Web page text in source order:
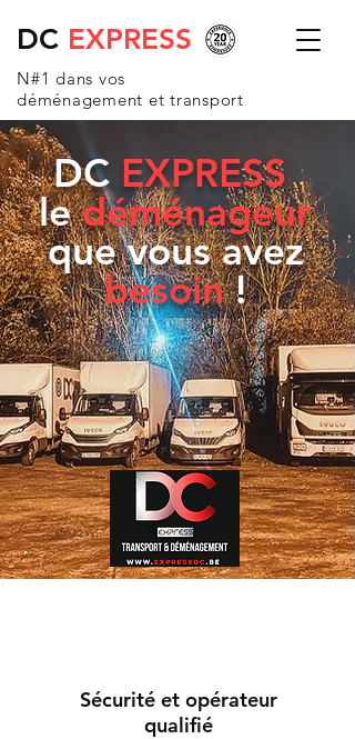
N#1 dans vos
déménagement et transport
DC EXPRESS
DC EXPRESS
ledéménageur
que vous avez
besoin !
Sécurité et opérateur
qualifié